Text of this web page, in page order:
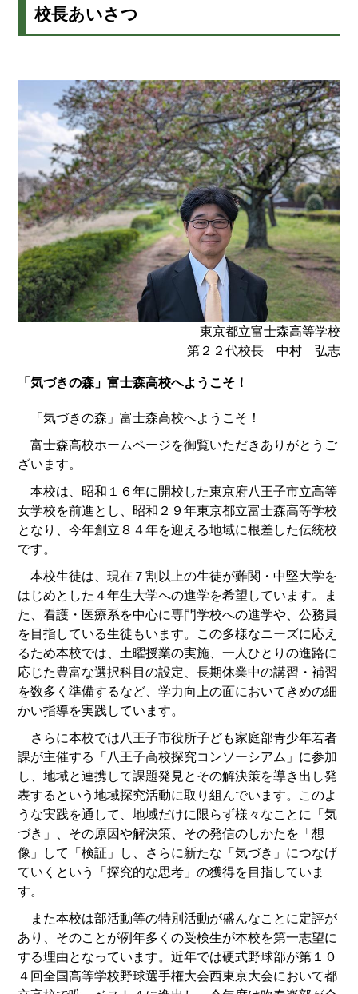
校長あいさつ
東京都立富士森高等学校
第２２代校長 中村 弘志
「気づきの森」富士森高校へようこそ！
「気づきの森」富士森高校へようこそ！
富士森高校ホームページを御覧いただきありがとうご
ざいます。
本校は、昭和１６年に開校した東京府八王子市立高等
女学校を前進とし、昭和２９年東京都立富士森高等学校
となり、今年創立８４年を迎える地域に根差した伝統校
です。
本校生徒は、現在７割以上の生徒が難関・中堅大学を
はじめとした４年生大学への進学を希望しています。ま
た、看護・医療系を中心に専門学校への進学や、公務員
を目指している生徒もいます。この多様なニーズに応え
るため本校では、土曜授業の実施、一人ひとりの進路に
応じた豊富な選択科目の設定、長期休業中の講習・補習
を数多く準備するなど、学力向上の面においてきめの細
かい指導を実践しています。
さらに本校では八王子市役所子ども家庭部青少年若者
課が主催する「八王子高校探究コンソーシアム」に参加
し、地域と連携して課題発見とその解決策を導き出し発
表するという地域探究活動に取り組んでいます。このよ
うな実践を通して、地域だけに限らず様々なことに「気
づき」、その原因や解決策、その発信のしかたを「想
像」して「検証」し、さらに新たな「気づき」につなげ
ていくという「探究的な思考」の獲得を目指していま
す。
また本校は部活動等の特別活動が盛んなことに定評が
あり、そのことが例年多くの受検生が本校を第一志望に
する理由となっています。近年では硬式野球部が第１０
４回全国高等学校野球選手権大会西東京大会において都